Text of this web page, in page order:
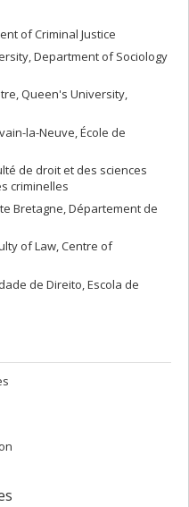
of Criminal Justice
Department of Sociology
Queen's University,
la-Neuve, École de
de droit et des sciences
criminelles
Bretagne, Département de
of Law, Centre of
de Direito, Escola de